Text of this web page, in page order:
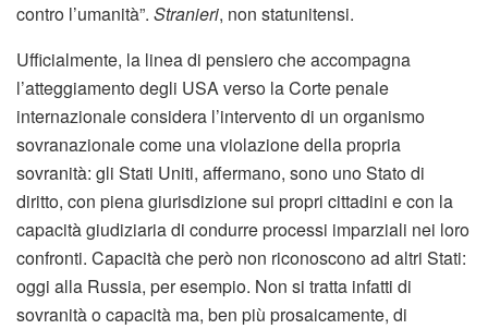
contro l’umanità”. Stranieri, non statunitensi.
Ufficialmente, la linea di pensiero che accompagna
l’atteggiamento degli USA verso la Corte penale
internazionale considera l’intervento di un organismo
sovranazionale come una violazione della propria
sovranità: gli Stati Uniti, affermano, sono uno Stato di
diritto, con piena giurisdizione sui propri cittadini e con la
capacità giudiziaria di condurre processi imparziali nei loro
confronti. Capacità che però non riconoscono ad altri Stati:
oggi alla Russia, per esempio. Non si tratta infatti di
sovranità o capacità ma, ben più prosaicamente, di